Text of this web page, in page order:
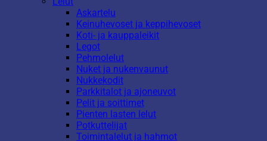
Askartelu
Keinuhevoset ja keppihevoset
Koti- ja kauppaleikit
Legot
Pehmolelut
Nuket ja nukenvaunut
Nukkekodit
Parkkitalot ja ajoneuvot
Pelit ja soittimet
Pienten lasten lelut
Potkuttelijat
Toimintalelut ja hahmot